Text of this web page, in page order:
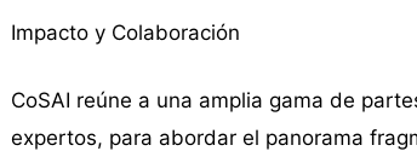
Impacto y Colaboración
CoSAI reúne a una amplia gama de
expertos, para abordar el panorama